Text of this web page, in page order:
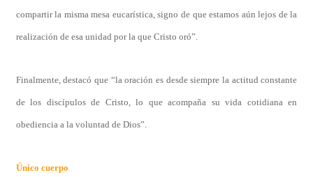
compartir la misma mesa eucarística, signo de que estamos aún lejos de la
realización de esa unidad por la que Cristo oró”.
Finalmente, destacó que “la oración es desde siempre la actitud constante
de los discípulos de Cristo, lo que acompaña su vida cotidiana en
obediencia a la voluntad de Dios”.
Único cuerpo